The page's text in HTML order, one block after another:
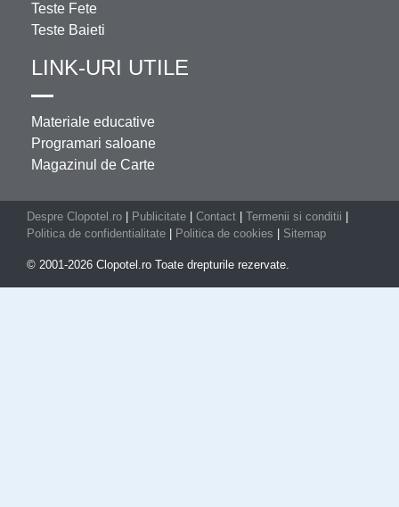
Teste Fete
Teste Baieti
LINK-URI UTILE
Materiale educative
Programari saloane
Magazinul de Carte
Despre Clopotel.ro Publicitate Contact Termenii si conditii
Politica de confidentialitate
Politica de cookies Sitemap
© 2001-2026 Clopotel.ro Toate drepturile rezervate.